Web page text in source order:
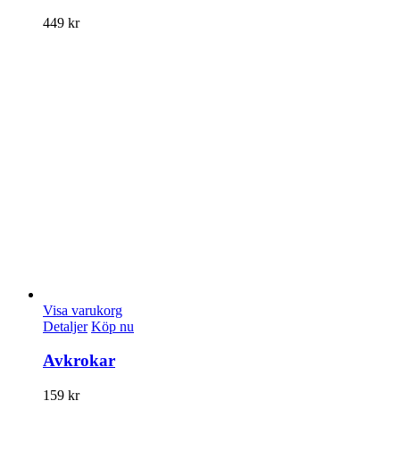
449 kr
Visa varukorg
Detaljer Köp nu
Avkrokar
159 kr